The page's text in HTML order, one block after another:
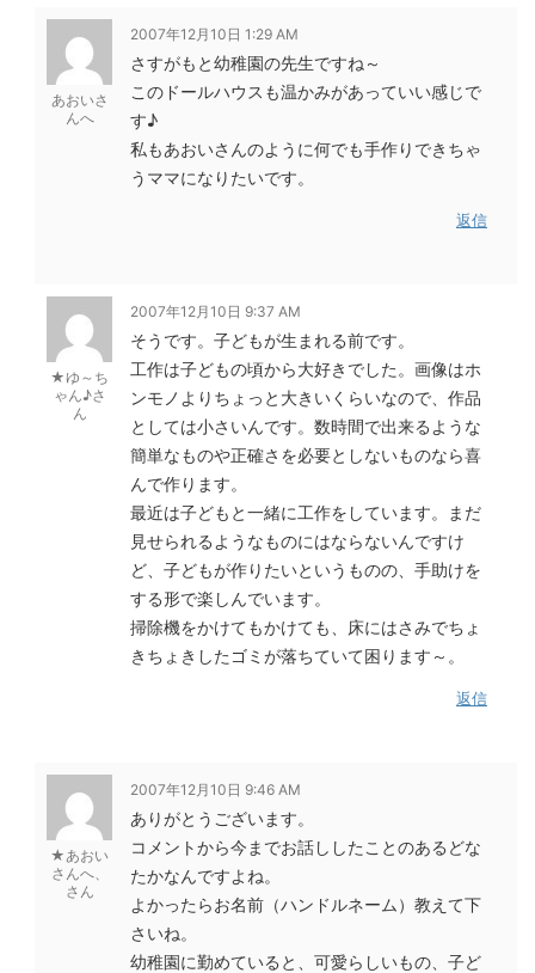
あおいさ
んへ
2007年12月10日 1:29 AM
さすがもと幼稚園の先生ですね～
このドールハウスも温かみがあっていい感じで
す♪
私もあおいさんのように何でも手作りできちゃ
うママになりたいです。
返信
★ゆ～ち
ゃん♪さ
ん
2007年12月10日 9:37 AM
そうです。子どもが生まれる前です。
工作は子どもの頃から大好きでした。画像はホ
ンモノよりちょっと大きいくらいなので、作品
としては小さいんです。数時間で出来るような
簡単なものや正確さを必要としないものなら喜
んで作ります。
最近は子どもと一緒に工作をしています。まだ
見せられるようなものにはならないんですけ
ど、子どもが作りたいというものの、手助けを
する形で楽しんでいます。
掃除機をかけてもかけても、床にはさみでちょ
きちょきしたゴミが落ちていて困ります～。
返信
★あおい
さんへ、
さん
2007年12月10日 9:46 AM
ありがとうございます。
コメントから今までお話ししたことのあるどな
たかなんですよね。
よかったらお名前（ハンドルネーム）教えて下
さいね。
幼稚園に勤めていると、可愛らしいもの、子ど